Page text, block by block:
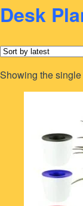
Desk
Showing the